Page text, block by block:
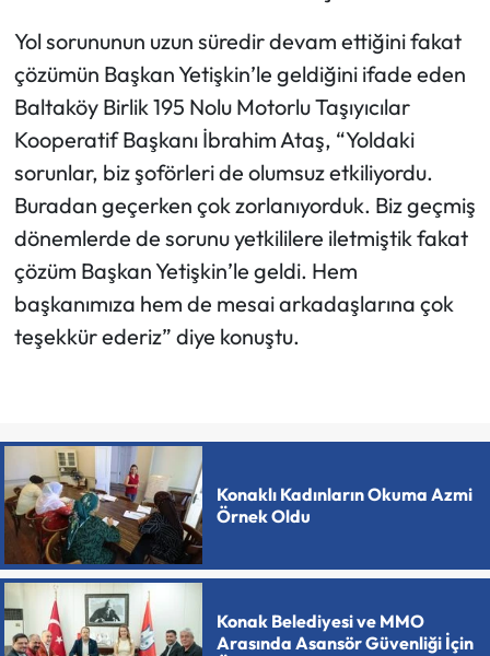
Yol sorununun uzun süredir devam ettiğini fakat
çözümün Başkan Yetişkin’le geldiğini ifade eden
Baltaköy Birlik 195 Nolu Motorlu Taşıyıcılar
Kooperatif Başkanı İbrahim Ataş, “Yoldaki
sorunlar, biz şoförleri de olumsuz etkiliyordu.
Buradan geçerken çok zorlanıyorduk. Biz geçmiş
dönemlerde de sorunu yetkililere iletmiştik fakat
çözüm Başkan Yetişkin’le geldi. Hem
başkanımıza hem de mesai arkadaşlarına çok
teşekkür ederiz” diye konuştu.
Konaklı Kadınların Okuma Azmi
Örnek Oldu
Konak Belediyesi ve MMO
Arasında Asansör Güvenliği İçin